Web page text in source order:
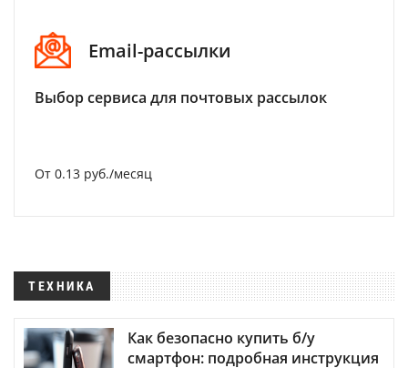
Email-рассылки
Выбор сервиса для почтовых рассылок
От 0.13 руб./месяц
ТЕХНИКА
Как безопасно купить б/у
смартфон: подробная инструкция